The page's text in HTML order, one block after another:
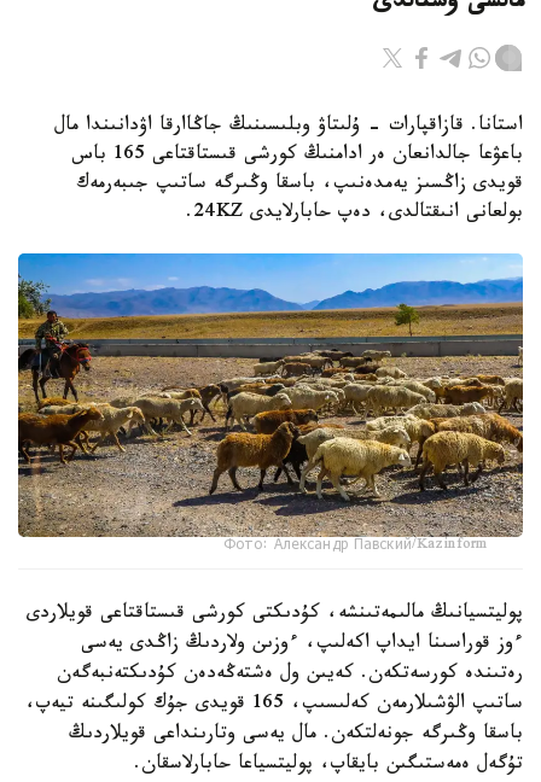
استانا. قازاقپارات - ۇلىتاۋ وبلىسىنىڭ جاڭاارقا اۋدانىندا مال
باعۋعا جالدانعان ەر ادامنىڭ كورشى قىستاقتاعى 165 باس
قويدى زاڭسىز يەمدەنىپ، باسقا وڭىرگە ساتىپ جىبەرمەك
بولعانى انىقتالدى، دەپ حابارلايدى 24KZ.
Фото: Александр Павский/Kazinform
پوليتسيانىڭ مالىمەتىنشە، كۇدىكتى كورشى قىستاقتاعى قويلاردى
ءوز قوراسىنا ايداپ اكەلىپ، ءوزىن ولاردىڭ زاڭدى يەسى
رەتىندە كورسەتكەن. كەيىن ول ەشتەڭەدەن كۇدىكتەنبەگەن
ساتىپ الۋشىلارمەن كەلىسىپ، 165 قويدى جۇك كولىگىنە تيەپ،
باسقا وڭىرگە جونەلتكەن. مال يەسى وتارىنداعى قويلاردىڭ
تۇگەل ەمەستىگىن بايقاپ، پوليتسياعا حابارلاسقان.